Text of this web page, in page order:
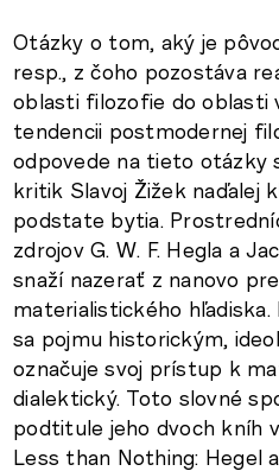
Otázky o tom, aký je
resp., z čoho pozostáva
oblasti filozofie do oblasti
tendencii postmodernej
odpovede na tieto otázky
kritik Slavoj Žižek naďalej
podstate bytia.
zdrojov G. W. F. Hegla a
snaží nazerať z nanovo
materialistického
sa pojmu historickým,
označuje svoj prístup k
dialektický. Toto slovné
podtitule jeho dvoch kníh
Less than Nothing: Hegel